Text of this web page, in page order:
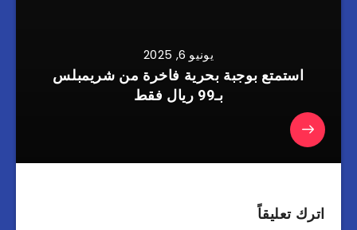
يونيو 6, 2025
استمتع بوجبة بحرية فاخرة من شريمبلس
بـ99 ريال فقط
اترك تعليقاً